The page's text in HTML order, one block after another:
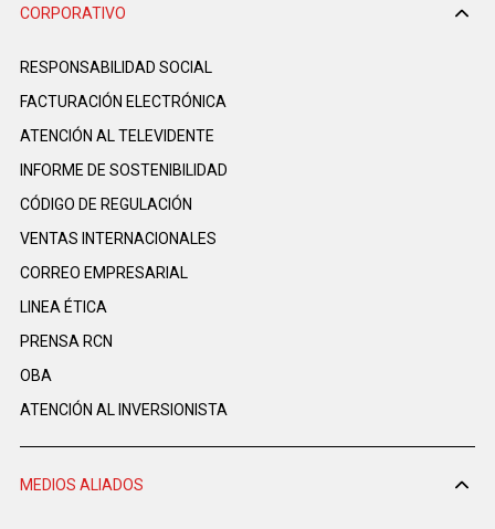
CORPORATIVO
RESPONSABILIDAD SOCIAL
FACTURACIÓN ELECTRÓNICA
ATENCIÓN AL TELEVIDENTE
INFORME DE SOSTENIBILIDAD
CÓDIGO DE REGULACIÓN
VENTAS INTERNACIONALES
CORREO EMPRESARIAL
LINEA ÉTICA
PRENSA RCN
OBA
ATENCIÓN AL INVERSIONISTA
MEDIOS ALIADOS